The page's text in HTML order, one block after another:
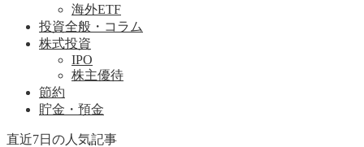
海外ETF
投資全般・コラム
株式投資
IPO
株主優待
節約
貯金・預金
直近7日の人気記事